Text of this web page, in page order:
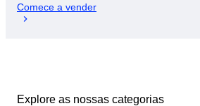
Comece a vender
Explore as nossas categorias